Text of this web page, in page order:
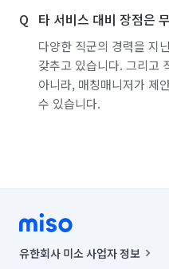
타 서비스 대비 장점은
다양한 직군의 경력을 지
갖추고 있습니다. 그리고
아니라, 매칭매니저가 제
수 있습니다.
유한회사 미소 사업자 정보